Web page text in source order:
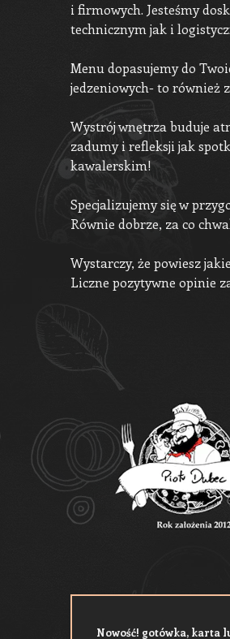
i firmowych. Jesteśmy
technicznym jak i
Menu dopasujemy do
jedzeniowych- to również
Wystrój wnętrza buduje
zadumy i refleksji jak
kawalerskim!
Specjalizujemy się w
Równie dobrze, za co
Wystarczy, że powiesz
Liczne pozytywne opinie
Nowość! gotówka, karta